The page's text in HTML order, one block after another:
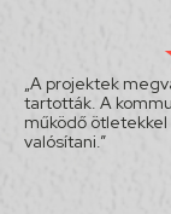
„A projektek
tartották. A
működő
valósítani.”